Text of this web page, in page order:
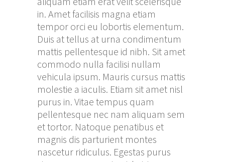
in. Amet facilisis magna etiam
tempor orci eu lobortis elementum.
Duis at tellus at urna condimentum
mattis pellentesque id nibh. Sit amet
commodo nulla facilisi nullam
vehicula ipsum. Mauris cursus mattis
molestie a iaculis. Etiam sit amet nisl
purus in. Vitae tempus quam
pellentesque nec nam aliquam sem
et tortor. Natoque penatibus et
magnis dis parturient montes
nascetur ridiculus. Egestas purus